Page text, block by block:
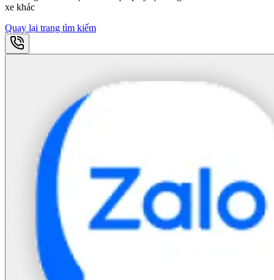
xe khác
Quay lại trang tìm kiếm